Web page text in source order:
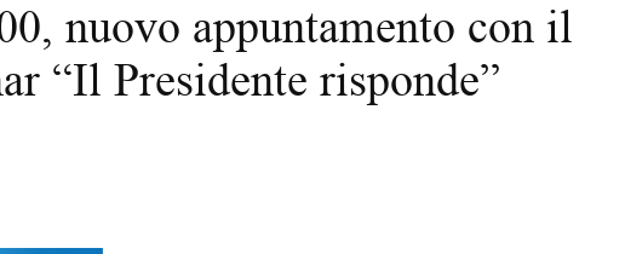
nuovo appuntamento con il
“Il Presidente risponde”